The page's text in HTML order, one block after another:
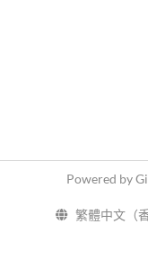
Powered by
繁體中文（香